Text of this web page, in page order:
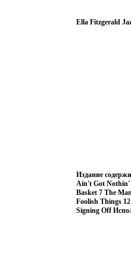
Ella Fitzgerald
Издание
Ain't Got Nothin'
Basket 7 The
Foolish Things
Signing Off